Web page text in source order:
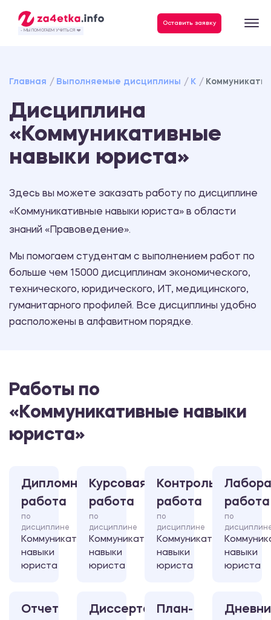
- МЫ ПОМОГАЕМ УЧИТЬСЯ ❤️
Оставить заявку
Главная Выполняемые дисциплины К
Дисциплина
«Коммуникативные
навыки юриста»
Здесь вы можете заказать работу по дисциплине
«Коммуникативные навыки юриста» в области
знаний «Правоведение».
Мы помогаем студентам с выполнением работ по
больше чем 15000 дисциплинам экономического,
технического, юридического, ИТ, медицинского,
гуманитарного профилей. Все дисциплины удобно
расположены в алфавитном порядке.
Работы по
«Коммуникативные навыки
юриста»
Дипломная
работа
по
дисциплине
Коммуникативные
навыки
юриста
Курсовая
работа
по
дисциплине
Коммуникативные
навыки
юриста
Контрольная
работа
по
дисциплине
Коммуникативные
навыки
юриста
работа
по
навыки
юриста
Отчет
ДиссертацияПлан-